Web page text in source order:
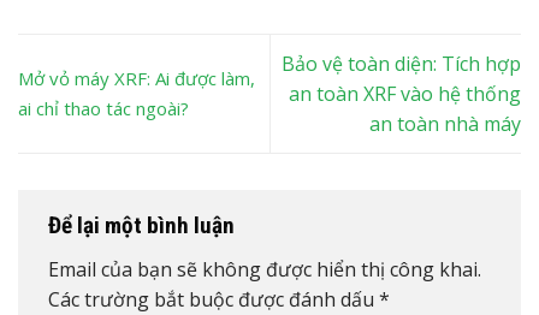
Mở vỏ máy XRF: Ai được làm,
ai chỉ thao tác ngoài?
Bảo vệ toàn diện: Tích hợp
an toàn XRF vào hệ thống
an toàn nhà máy
Để lại một bình luận
Email của bạn sẽ không được hiển thị công khai.
Các trường bắt buộc được đánh dấu *